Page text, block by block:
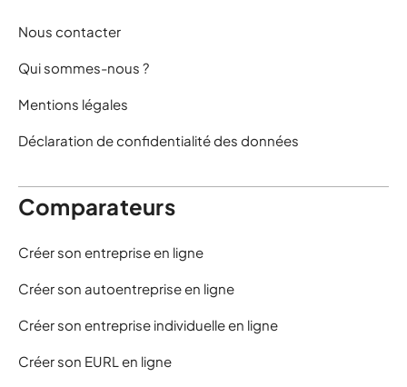
Nous contacter
Qui sommes-nous ?
Mentions légales
Déclaration de confidentialité des données
Comparateurs
Créer son entreprise en ligne
Créer son autoentreprise en ligne
Créer son entreprise individuelle en ligne
Créer son EURL en ligne